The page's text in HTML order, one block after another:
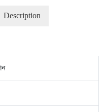
Description